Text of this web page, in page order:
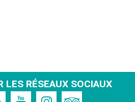
LES RÉSEAUX SOCIAUX